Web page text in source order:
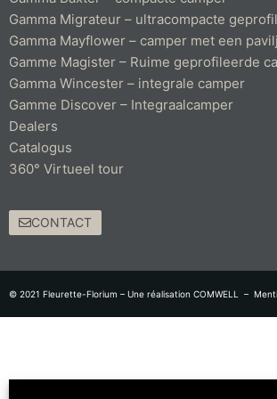
Gamma Migrateur – ultracompacte
Gamma Mayflower – camper met een
Gamme Magister – Ruime geprofileerde
Gamma Wincester – integrale camper
Gamme Discover – Integraalcamper
Dealers
Catalogus
360° Virtueel tour
CONTACT
© 2021 Fleurette-Florium – Une réalisation COMWELL –